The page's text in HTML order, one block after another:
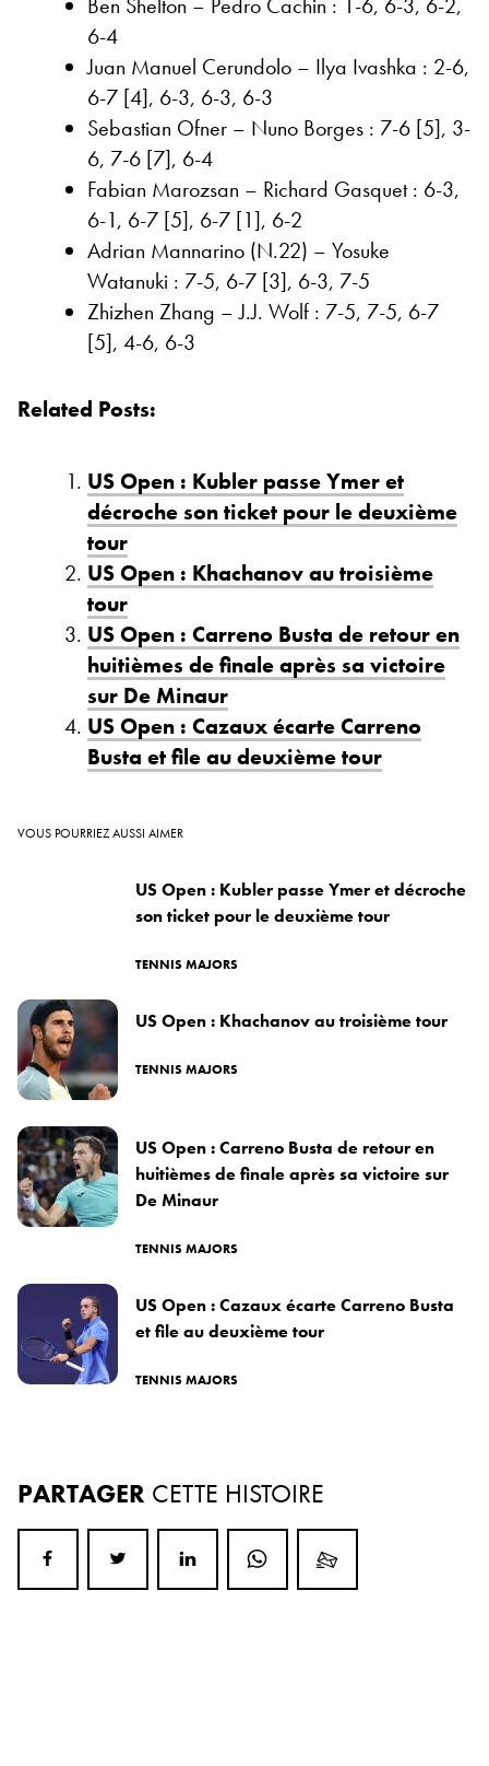
6-4
Juan Manuel Cerundolo – Ilya Ivashka : 2-6,
6-7 [4], 6-3, 6-3, 6-3
Sebastian Ofner – Nuno Borges : 7-6 [5], 3-
6, 7-6 [7], 6-4
Fabian Marozsan – Richard Gasquet : 6-3,
6-1, 6-7 [5], 6-7 [1], 6-2
Adrian Mannarino (N.22) – Yosuke
Watanuki : 7-5, 6-7 [3], 6-3, 7-5
Zhizhen Zhang – J.J. Wolf : 7-5, 7-5, 6-7
[5], 4-6, 6-3
Related Posts:
US Open : Kubler passe Ymer et
décroche son ticket pour le deuxième
tour
US Open : Khachanov au troisième
tour
US Open : Carreno Busta de retour en
huitièmes de finale après sa victoire
sur De Minaur
US Open : Cazaux écarte Carreno
Busta et file au deuxième tour
VOUS POURRIEZ AUSSI AIMER
US Open : Kubler passe Ymer et décroche
son ticket pour le deuxième tour
TENNIS MAJORS
US Open : Khachanov au troisième tour
TENNIS MAJORS
US Open : Carreno Busta de retour en
huitièmes de finale après sa victoire sur
De Minaur
TENNIS MAJORS
US Open : Cazaux écarte Carreno Busta
et file au deuxième tour
TENNIS MAJORS
PARTAGER CETTE HISTOIRE